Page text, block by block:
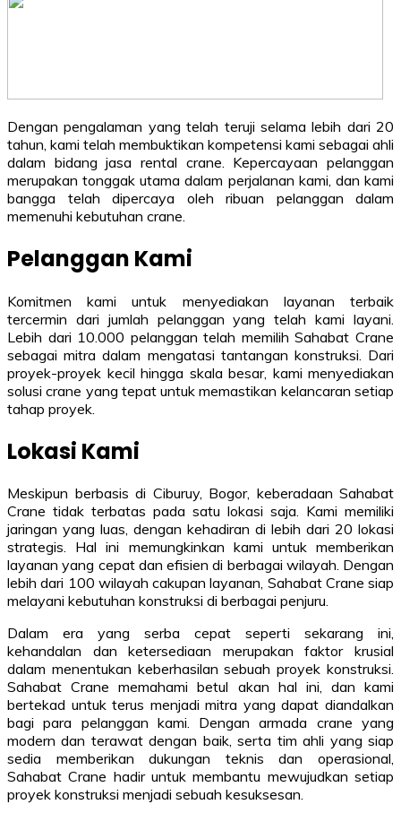
Dengan pengalaman yang telah teruji selama lebih dari 20
tahun, kami telah membuktikan kompetensi kami sebagai ahli
dalam bidang jasa rental crane. Kepercayaan pelanggan
merupakan tonggak utama dalam perjalanan kami, dan kami
bangga telah dipercaya oleh ribuan pelanggan dalam
memenuhi kebutuhan crane.
Pelanggan Kami
Komitmen kami untuk menyediakan layanan terbaik
tercermin dari jumlah pelanggan yang telah kami layani.
Lebih dari 10.000 pelanggan telah memilih Sahabat Crane
sebagai mitra dalam mengatasi tantangan konstruksi. Dari
proyek-proyek kecil hingga skala besar, kami menyediakan
solusi crane yang tepat untuk memastikan kelancaran setiap
tahap proyek.
Lokasi Kami
Meskipun berbasis di Ciburuy, Bogor, keberadaan Sahabat
Crane tidak terbatas pada satu lokasi saja. Kami memiliki
jaringan yang luas, dengan kehadiran di lebih dari 20 lokasi
strategis. Hal ini memungkinkan kami untuk memberikan
layanan yang cepat dan efisien di berbagai wilayah. Dengan
lebih dari 100 wilayah cakupan layanan, Sahabat Crane siap
melayani kebutuhan konstruksi di berbagai penjuru.
Dalam era yang serba cepat seperti sekarang ini,
kehandalan dan ketersediaan merupakan faktor krusial
dalam menentukan keberhasilan sebuah proyek konstruksi.
Sahabat Crane memahami betul akan hal ini, dan kami
bertekad untuk terus menjadi mitra yang dapat diandalkan
bagi para pelanggan kami. Dengan armada crane yang
modern dan terawat dengan baik, serta tim ahli yang siap
sedia memberikan dukungan teknis dan operasional,
Sahabat Crane hadir untuk membantu mewujudkan setiap
proyek konstruksi menjadi sebuah kesuksesan.